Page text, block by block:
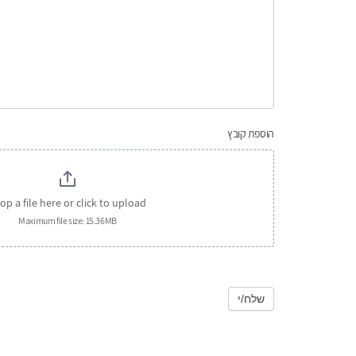
הוספת קובץ
a file here or click to upload
Maximum file size: 15.36MB
שלח/י